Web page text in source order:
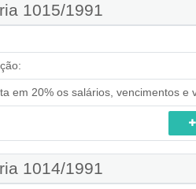
1015/1991
em 20% os salários, vencimentos e
1014/1991